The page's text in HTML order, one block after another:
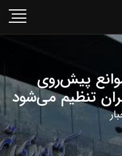
پیش‌روی
تنظیم می‌شود